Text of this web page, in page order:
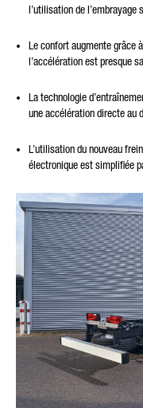
l’utilisation de l’embrayage
Le confort augmente grâce
l’accélération est presque
La technologie
une accélération directe au
L’utilisation du nouveau
électronique est simplifiée